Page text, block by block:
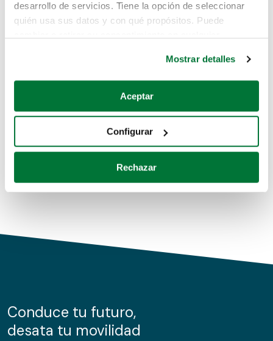
desarrollo de servicios. Tiene la opción de seleccionar
quién usa sus datos y con qué propósitos. Puede
Si lo permite, también quisiéramos:
Recopilar información sobre su ubicación geográfica
Identificar su dispositivo analizándolo activamente
para buscar características específicas (huellas
Obtenga más información sobre cómo se procesan sus
de cookies.
información sobre el uso que haga del sitio web con
nuestros partners de redes sociales, publicidad y análisis
Mostrar detalles
Aceptar
Configurar
Rechazar
Pero puedes encontrar el coche que estás
buscando en alguno de estos enlaces:
Coches de segunda mano
Coches de km0
Conduce tu futuro,
desata tu movilidad